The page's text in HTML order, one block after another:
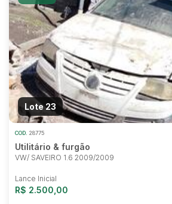
Lote 23
COD. 28775
Utilitário & furgão
VW/ SAVEIRO 1.6 2009/2009
Lance Inicial
R$ 2.500,00